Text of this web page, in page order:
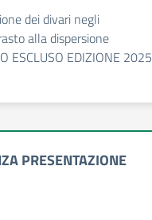
dei divari negli
alla dispersione
ESCLUSO EDIZIONE 2025
PRESENTAZIONE